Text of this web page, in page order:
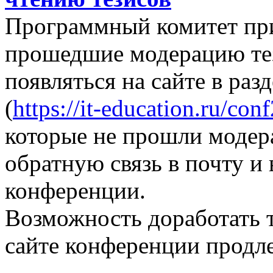
Программный комитет
прошедшие модерацию
появляться на сайте в
(https://it-education.ru/
которые не прошли
обратную связь в почту
конференции.
Возможность доработать
сайте конференции